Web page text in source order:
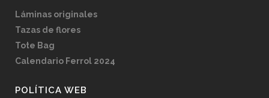
Láminas originales
Tazas de flores
Tote Bag
Calendario Ferrol 2024
POLÍTICA WEB